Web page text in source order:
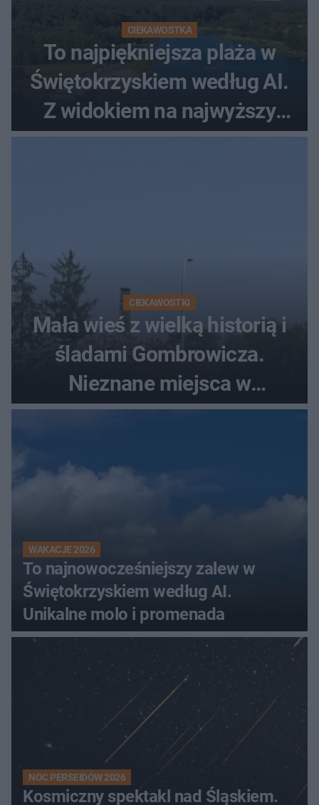
CIEKAWOSTKA
To najpiękniejsza plaża w
Świętokrzyskiem według AI.
Z widokiem na najwyższy
szczyt Gór Świętokrzyskich
CIEKAWOSTKI
Mała wieś z wielką historią i
śladami Gombrowicza.
Nieznane miejsca w
Świętokrzyskiem
WAKACJE 2026
To najnowocześniejszy zalew w
Świętokrzyskiem według AI.
Unikalne molo i promenada
NOC PERSEIDÓW 2026
Kosmiczny spektakl nad Śląskiem.